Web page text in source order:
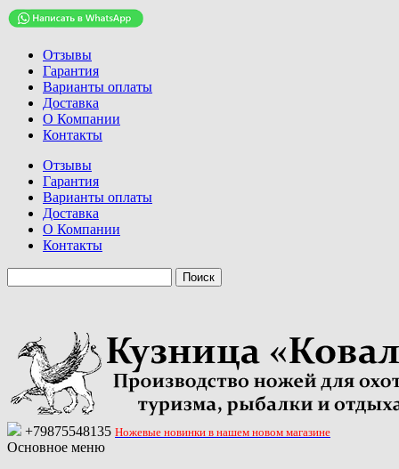
Отзывы
Гарантия
Варианты оплаты
Доставка
О Компании
Контакты
Отзывы
Гарантия
Варианты оплаты
Доставка
О Компании
Контакты
+79875548135 Ножевые новинки в нашем новом магазине
Основное меню